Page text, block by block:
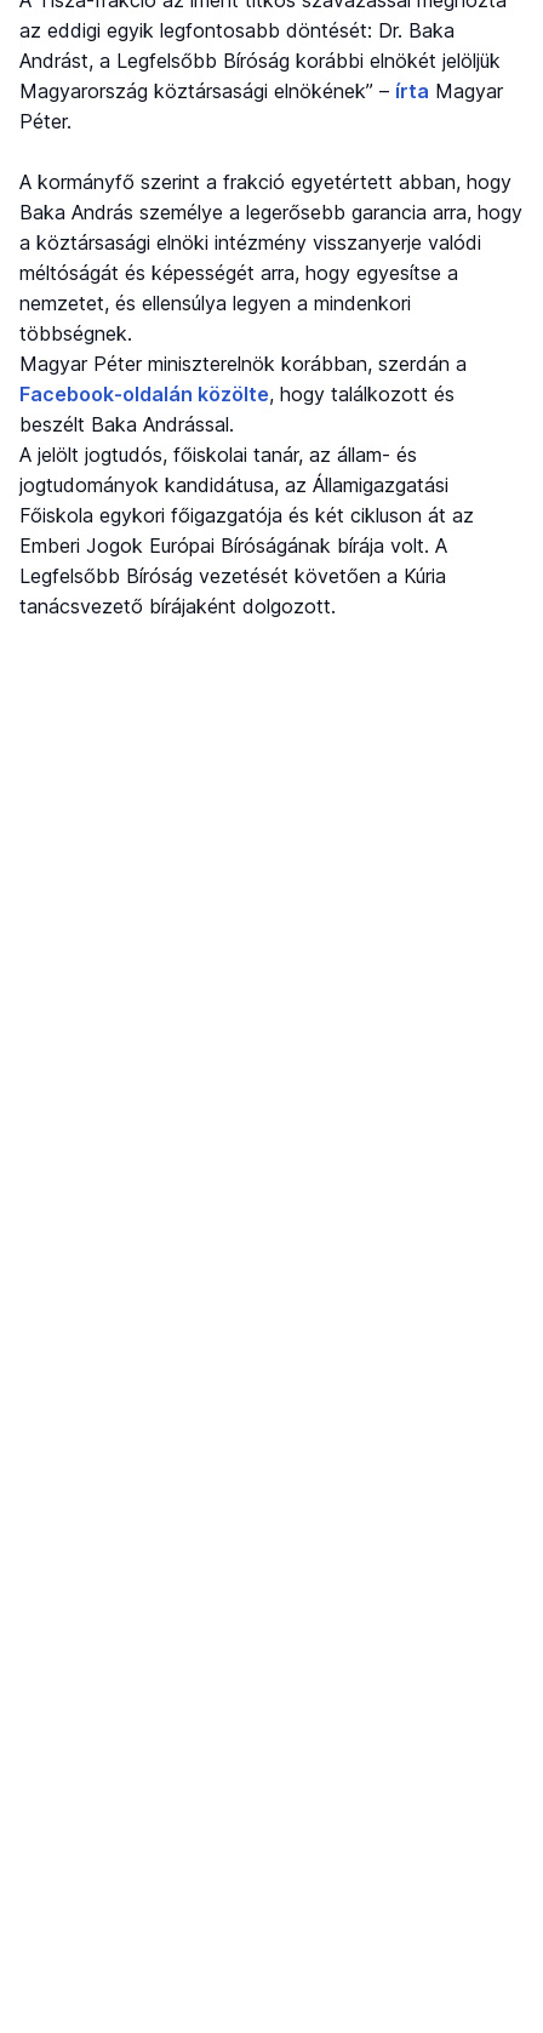
az eddigi egyik legfontosabb döntését: Dr. Baka
Andrást, a Legfelsőbb Bíróság korábbi elnökét jelöljük
Magyarország köztársasági elnökének” – írta Magyar
Péter.
A kormányfő szerint a frakció egyetértett abban, hogy
Baka András személye a legerősebb garancia arra, hogy
a köztársasági elnöki intézmény visszanyerje valódi
méltóságát és képességét arra, hogy egyesítse a
nemzetet, és ellensúlya legyen a mindenkori
többségnek.
Magyar Péter miniszterelnök korábban, szerdán a
Facebook-oldalán közölte, hogy találkozott és
beszélt Baka Andrással.
A jelölt jogtudós, főiskolai tanár, az állam- és
jogtudományok kandidátusa, az Államigazgatási
Főiskola egykori főigazgatója és két cikluson át az
Emberi Jogok Európai Bíróságának bírája volt. A
Legfelsőbb Bíróság vezetését követően a Kúria
tanácsvezető bírájaként dolgozott.